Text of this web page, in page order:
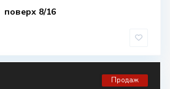
поверх 8/16
Продаж